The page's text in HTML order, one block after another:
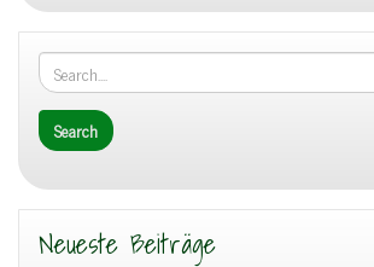
Neueste Beiträge